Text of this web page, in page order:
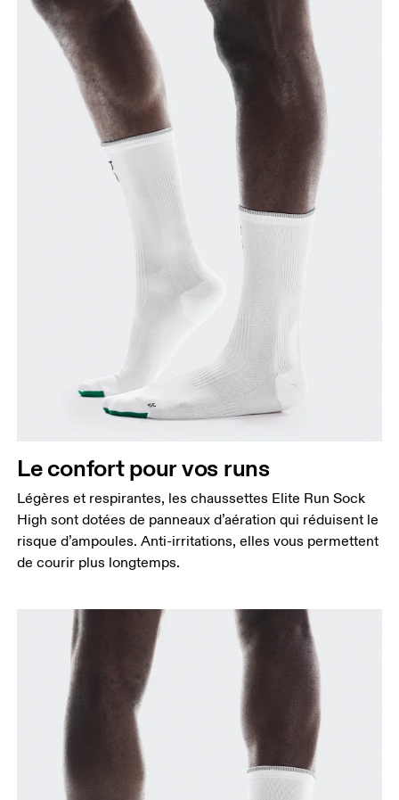
Le confort pour vos runs
Légères et respirantes, les chaussettes Elite Run Sock
High sont dotées de panneaux d’aération qui réduisent le
risque d’ampoules. Anti-irritations, elles vous permettent
de courir plus longtemps.